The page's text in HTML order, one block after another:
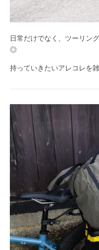
日常だけでなく、ツーリン
◎
持っていきたいアレコレを